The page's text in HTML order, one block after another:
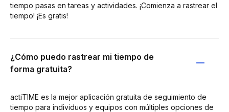
tiempo pasas en tareas y actividades. ¡Comienza a rastrear el
tiempo! ¡Es gratis!
¿Cómo puedo rastrear mi tiempo de
forma gratuita?
actiTIME es la mejor aplicación gratuita de seguimiento de
tiempo para individuos y equipos con múltiples opciones de